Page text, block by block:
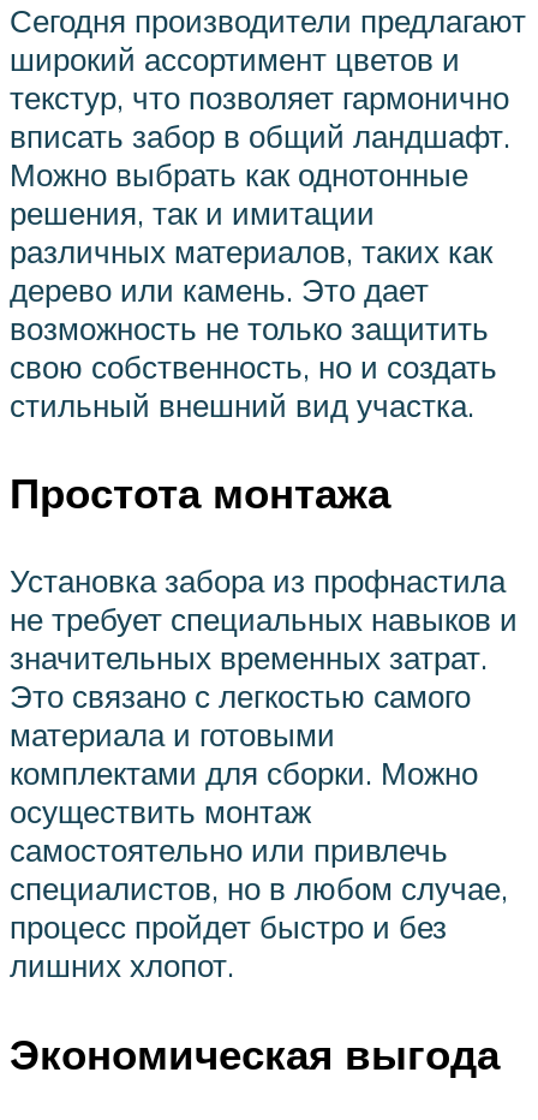
Сегодня производители предлагают
широкий ассортимент цветов и
текстур, что позволяет гармонично
вписать забор в общий ландшафт.
Можно выбрать как однотонные
решения, так и имитации
различных материалов, таких как
дерево или камень. Это дает
возможность не только защитить
свою собственность, но и создать
стильный внешний вид участка.
Простота монтажа
Установка забора из профнастила
не требует специальных навыков и
значительных временных затрат.
Это связано с легкостью самого
материала и готовыми
комплектами для сборки. Можно
осуществить монтаж
самостоятельно или привлечь
специалистов, но в любом случае,
процесс пройдет быстро и без
лишних хлопот.
Экономическая выгода